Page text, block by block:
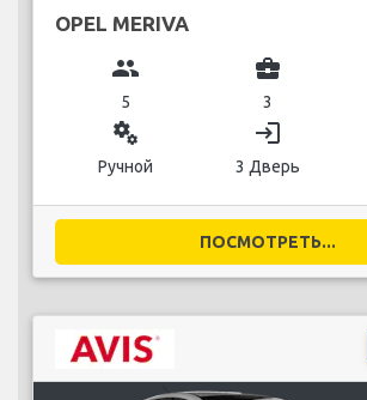
OPEL MERIVA
group
5
business_center
3
miscellaneous_services
Ручной
login
3 Дверь
ПОСМОТРЕТЬ...